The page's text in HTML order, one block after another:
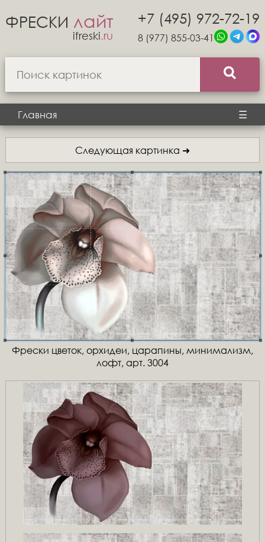
ФРЕСКИ лайт
ifreski.ru
+7 (495) 972-72-19
8 (977) 855-03-41
Главная ☰
Следующая картинка ➜
Фрески цветок, орхидеи, царапины, минимализм,
лофт, арт. 3004